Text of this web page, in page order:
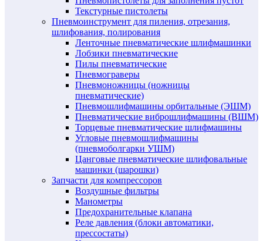
Текстурные пистолеты
Пневмоинструмент для пиления, отрезания,
шлифования, полирования
Ленточные пневматические шлифмашинки
Лобзики пневматические
Пилы пневматические
Пневмограверы
Пневмоножницы (ножницы
пневматические)
Пневмошлифмашины орбитальные (ЭШМ)
Пневматические виброшлифмашины (ВШМ)
Торцевые пневматические шлифмашины
Угловые пневмошлифмашины
(пневмоболгарки УШМ)
Цанговые пневматические шлифовальные
машинки (шарошки)
Запчасти для компрессоров
Воздушные фильтры
Манометры
Предохранительные клапана
Реле давления (блоки автоматики,
прессостаты)